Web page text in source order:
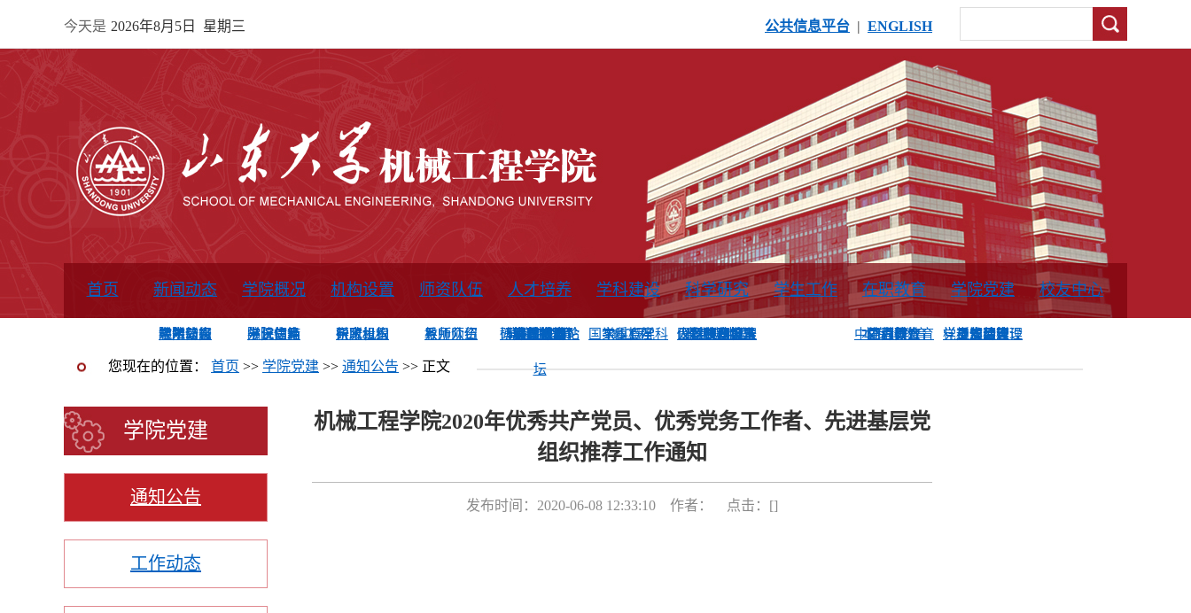
今天是 2026年8月5日 星期三 公共信息平台 | ENGLISH
首页 新闻动态
通知公告
院所新闻
教学信息
学术动态
学院简报
学院概况
学院简介
学院领导
办公指南
院长信箱
书记信箱
机构设置
行政机构
系所设置
研究机构
学术组织
师资队伍
系所师资
教师队伍
导师介绍
人才培养
本科教育
研究生教育
继续教育
博士后流动站
研究生学术论
坛
实践基地
卓越工程师
培养方案
管理规章
实验中心
精品课程
学科建设
学科概况
985工程
211工程
国家重点学科
科学研究
科研领域
省工程中心
重点实验室
大型仪器设备
科技政策
仪器收费标准
仪器共享办法
固定资产管理
学生工作 在职教育
首页
中心简介
工程博士
同力硕士
本专科教育
培训教育
中外合作教育
学院党建
通知公告
工作动态
支部建设
党员发展管理
身边榜样
样板支部建设
校友中心
您现在的位置： 首页 >> 学院党建 >> 通知公告 >> 正文
学院党建
通知公告
工作动态
机械工程学院2020年优秀共产党员、优秀党务工作者、先进基层党
组织推荐工作通知
发布时间：2020-06-08 12:33:10 作者： 点击：[]